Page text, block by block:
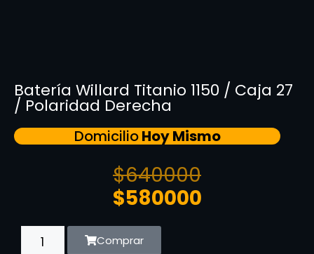
Batería Willard Titanio 1150 / Caja 27
/ Polaridad Derecha
DomicilioHoy Mismo
$640000
$580000
Comprar